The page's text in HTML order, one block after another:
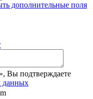
дополнительные поля
Вы подтверждаете
данных